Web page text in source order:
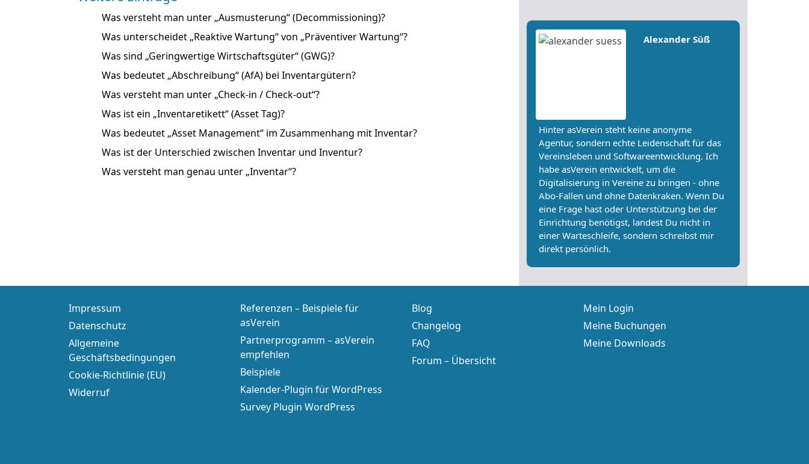
Was versteht man unter „Ausmusterung“ (Decommissioning)?
Was unterscheidet „Reaktive Wartung“ von „Präventiver Wartung“?
Was sind „Geringwertige Wirtschaftsgüter“ (GWG)?
Was bedeutet „Abschreibung“ (AfA) bei Inventargütern?
Was versteht man unter „Check-in / Check-out“?
Was ist ein „Inventaretikett“ (Asset Tag)?
Was bedeutet „Asset Management“ im Zusammenhang mit Inventar?
Was ist der Unterschied zwischen Inventar und Inventur?
Was versteht man genau unter „Inventar“?
Alexander Süß
Hinter asVerein steht keine anonyme
Agentur, sondern echte Leidenschaft für das
Vereinsleben und Softwareentwicklung. Ich
habe asVerein entwickelt, um die
Digitalisierung in Vereine zu bringen - ohne
Abo-Fallen und ohne Datenkraken. Wenn Du
eine Frage hast oder Unterstützung bei der
Einrichtung benötigst, landest Du nicht in
einer Warteschleife, sondern schreibst mir
direkt persönlich.
Impressum
Datenschutz
Allgemeine
Geschäftsbedingungen
Cookie-Richtlinie (EU)
Widerruf
Referenzen – Beispiele für
asVerein
Partnerprogramm – asVerein
empfehlen
Beispiele
Kalender-Plugin für WordPress
Survey Plugin WordPress
Blog
Changelog
FAQ
Forum – Übersicht
Mein Login
Meine Buchungen
Meine Downloads